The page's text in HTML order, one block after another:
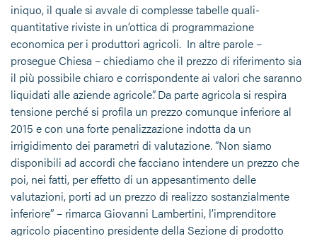
iniquo, il quale si avvale di complesse tabelle quali-
quantitative riviste in un’ottica di programmazione
economica per i produttori agricoli. In altre parole –
prosegue Chiesa – chiediamo che il prezzo di riferimento sia
il più possibile chiaro e corrispondente ai valori che saranno
liquidati alle aziende agricole”. Da parte agricola si respira
tensione perché si profila un prezzo comunque inferiore al
2015 e con una forte penalizzazione indotta da un
irrigidimento dei parametri di valutazione. ”Non siamo
disponibili ad accordi che facciano intendere un prezzo che
poi, nei fatti, per effetto di un appesantimento delle
valutazioni, porti ad un prezzo di realizzo sostanzialmente
inferiore” – rimarca Giovanni Lambertini, l’imprenditore
agricolo piacentino presidente della Sezione di prodotto